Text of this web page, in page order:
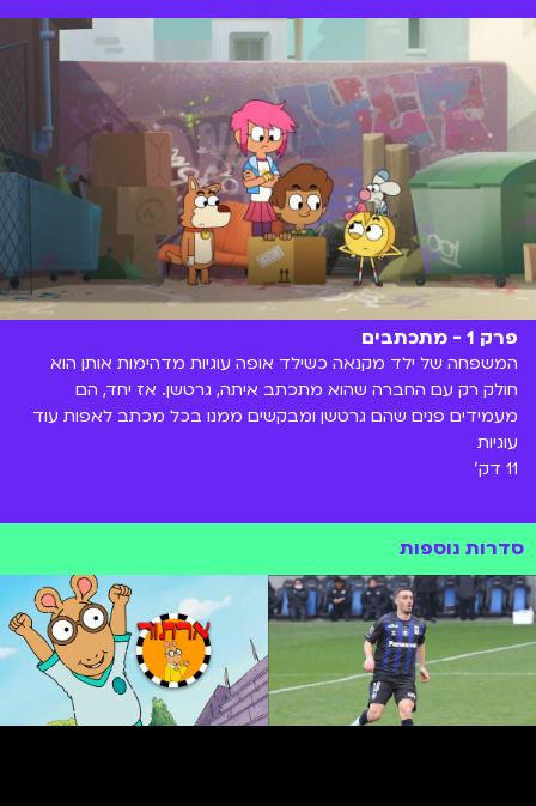
פרק 1 - מתכתבים
המשפחה של ילד מקנאה כשילד אופה עוגיות מדהימות אותן הוא
חולק רק עם החברה שהוא מתכתב איתה, גרטשן. אז יחד, הם
מעמידים פנים שהם גרטשן ומבקשים ממנו בכל מכתב לאפות עוד
עוגיות
11 דק'
סדרות נוספות